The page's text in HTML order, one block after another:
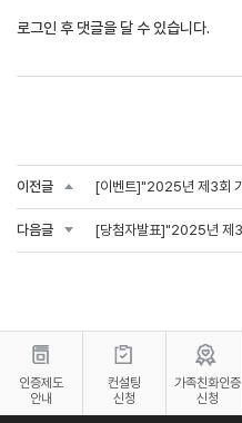
로그인 후 댓글을 달 수 있습니다.
이전글
다음글
인증제도
안내
컨설팅
신청
가족친화인증
신청